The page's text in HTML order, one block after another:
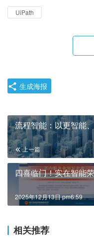
UiPath
生成海报
流程智能：以更智能
上一篇
四喜临门！实在智能
2025年12月13日 pm6:59
相关推荐